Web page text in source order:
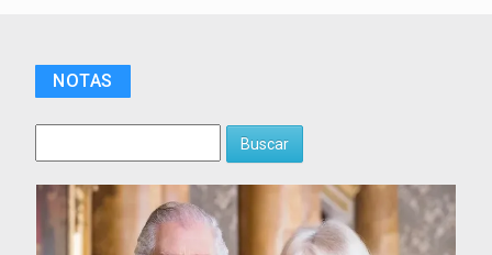
NOTAS
Buscar